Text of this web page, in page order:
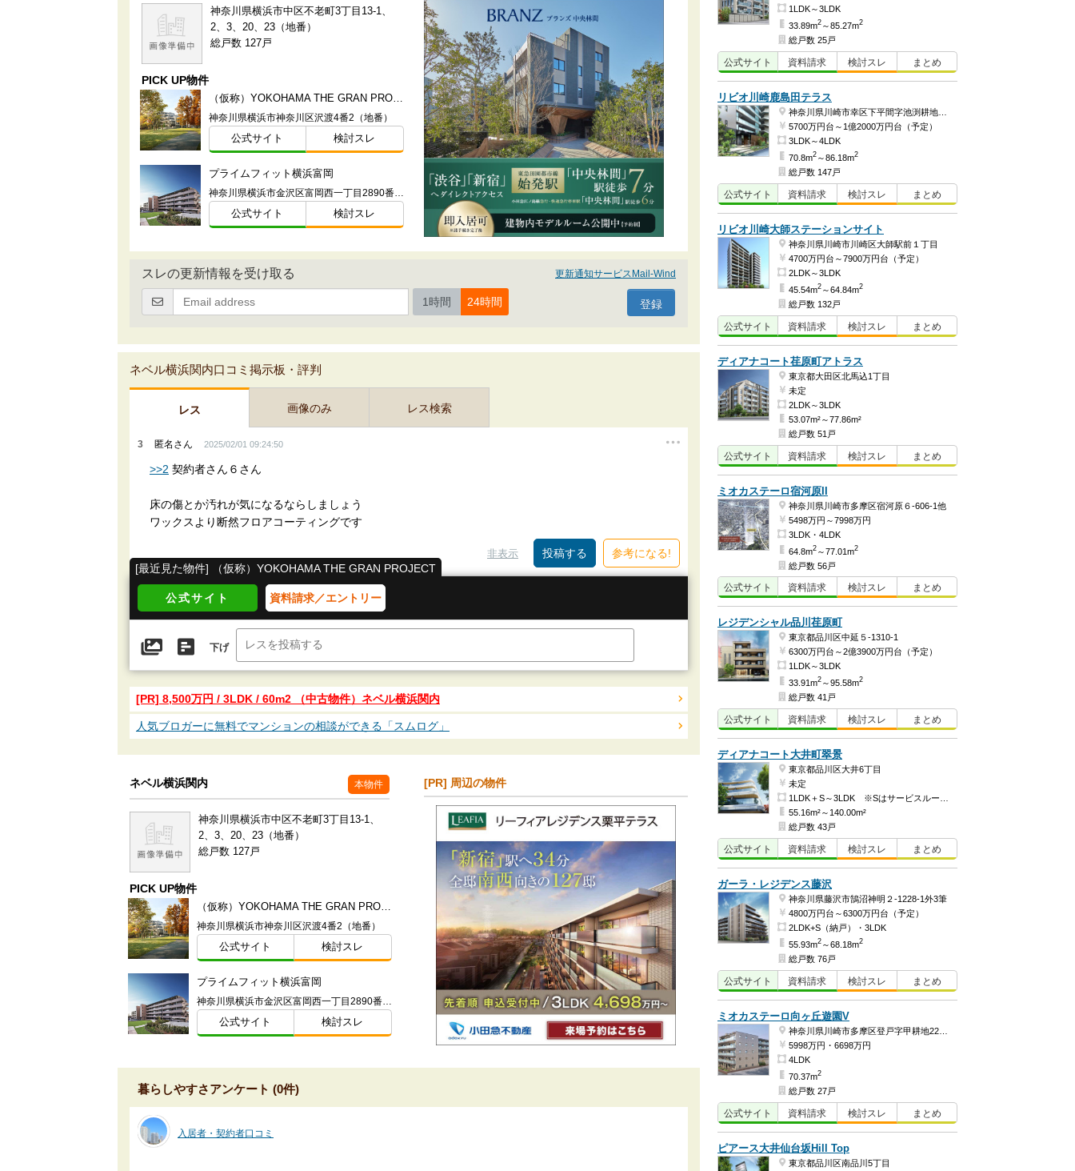
神奈川県横浜市中区不老町3丁目13-1、
2、3、20、23（地番）
総戸数 127戸
PICK UP物件
（仮称）YOKOHAMA THE GRAN PROJECT
神奈川県横浜市神奈川区沢渡4番2（地番）
公式サイト 検討スレ
プライムフィット横浜富岡
神奈川県横浜市金沢区富岡西一丁目2890番121（地番）、68-2（住居表示）
公式サイト 検討スレ
スレの更新情報を受け取る 更新通知サービスMail-Wind
1時間 24時間
ネベル横浜関内口コミ掲示板・評判
レス 画像のみ レス検索
3 匿名さん 2025/02/01 09:24:50
>>2 契約者さん６さん
床の傷とか汚れが気になるならしましょう
ワックスより断然フロアコーティングです
非表示 参考になる!
[最近見た物件] （仮称）YOKOHAMA THE GRAN PROJECT
公式サイト 資料請求／エントリー
下げ
[PR] 8,500万円 / 3LDK / 60m2 （中古物件）ネベル横浜関内
人気ブロガーに無料でマンションの相談ができる「スムログ」
ネベル横浜関内 本物件
神奈川県横浜市中区不老町3丁目13-1、
2、3、20、23（地番）
総戸数 127戸
PICK UP物件
（仮称）YOKOHAMA THE GRAN PROJECT
神奈川県横浜市神奈川区沢渡4番2（地番）
公式サイト 検討スレ
プライムフィット横浜富岡
神奈川県横浜市金沢区富岡西一丁目2890番121（地番）、68-2（住居表示）
公式サイト 検討スレ
[PR] 周辺の物件
暮らしやすさアンケート (0件)
入居者・契約者口コミ
1LDK～3LDK
33.89m2 ～85.27m2
総戸数 25戸
公式サイト 資料請求 検討スレ まとめ
リビオ川崎鹿島田テラス
5700万円台～1億2000万円台（予定）
3LDK～4LDK
70.8m2 ～86.18m2
総戸数 147戸
公式サイト 資料請求 検討スレ まとめ
リビオ川崎大師ステーションサイト
神奈川県川崎市川崎区大師駅前１丁目
4700万円台～7900万円台（予定）
2LDK～3LDK
45.54m2 ～64.84m2
総戸数 132戸
公式サイト 資料請求 検討スレ まとめ
ディアナコート荏原町アトラス
東京都大田区北馬込1丁目
未定
2LDK～3LDK
53.07m²～77.86m²
総戸数 51戸
公式サイト 資料請求 検討スレ まとめ
ミオカステーロ宿河原II
神奈川県川崎市多摩区宿河原６-606-1他
5498万円～7998万円
3LDK・4LDK
64.8m2 ～77.01m2
総戸数 56戸
公式サイト 資料請求 検討スレ まとめ
レジデンシャル品川荏原町
東京都品川区中延５-1310-1
6300万円台～2億3900万円台（予定）
1LDK～3LDK
33.91m2 ～95.58m2
総戸数 41戸
公式サイト 資料請求 検討スレ まとめ
ディアナコート大井町翠景
東京都品川区大井6丁目
未定
55.16m²～140.00m²
総戸数 43戸
公式サイト 資料請求 検討スレ まとめ
ガーラ・レジデンス藤沢
神奈川県藤沢市鵠沼神明２-1228-1外3筆
4800万円台～6300万円台（予定）
2LDK+S（納戸）・3LDK
55.93m2 ～68.18m2
総戸数 76戸
公式サイト 資料請求 検討スレ まとめ
ミオカステーロ向ヶ丘遊園V
5998万円・6698万円
4LDK
70.37m2
総戸数 27戸
公式サイト 資料請求 検討スレ まとめ
ピアース大井仙台坂Hill Top
東京都品川区南品川5丁目